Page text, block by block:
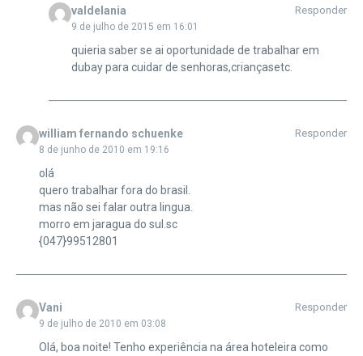
valdelania
9 de julho de 2015 em 16:01
Responder
quieria saber se ai oportunidade de trabalhar em
dubay para cuidar de senhoras,criançasetc.
william fernando schuenke
8 de junho de 2010 em 19:16
Responder
olá
quero trabalhar fora do brasil.
mas não sei falar outra lingua.
morro em jaragua do sul.sc
{047}99512801
Vani
9 de julho de 2010 em 03:08
Responder
Olá, boa noite! Tenho experiência na área hoteleira como